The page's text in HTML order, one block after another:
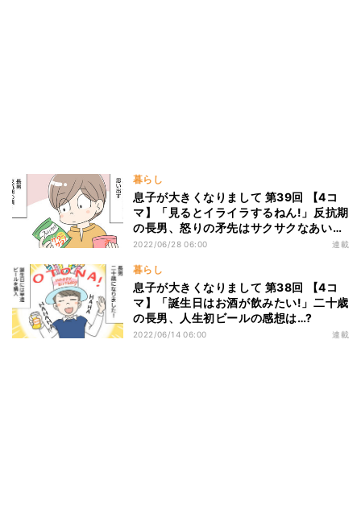
暮らし
息子が大きくなりまして 第39回 【4コ
マ】「見るとイライラするねん!」反抗期
の長男、怒りの矛先はサクサクなあい
つ!?
2022/06/28 06:00 連載
暮らし
息子が大きくなりまして 第38回 【4コ
マ】「誕生日はお酒が飲みたい!」二十歳
の長男、人生初ビールの感想は…?
2022/06/14 06:00 連載